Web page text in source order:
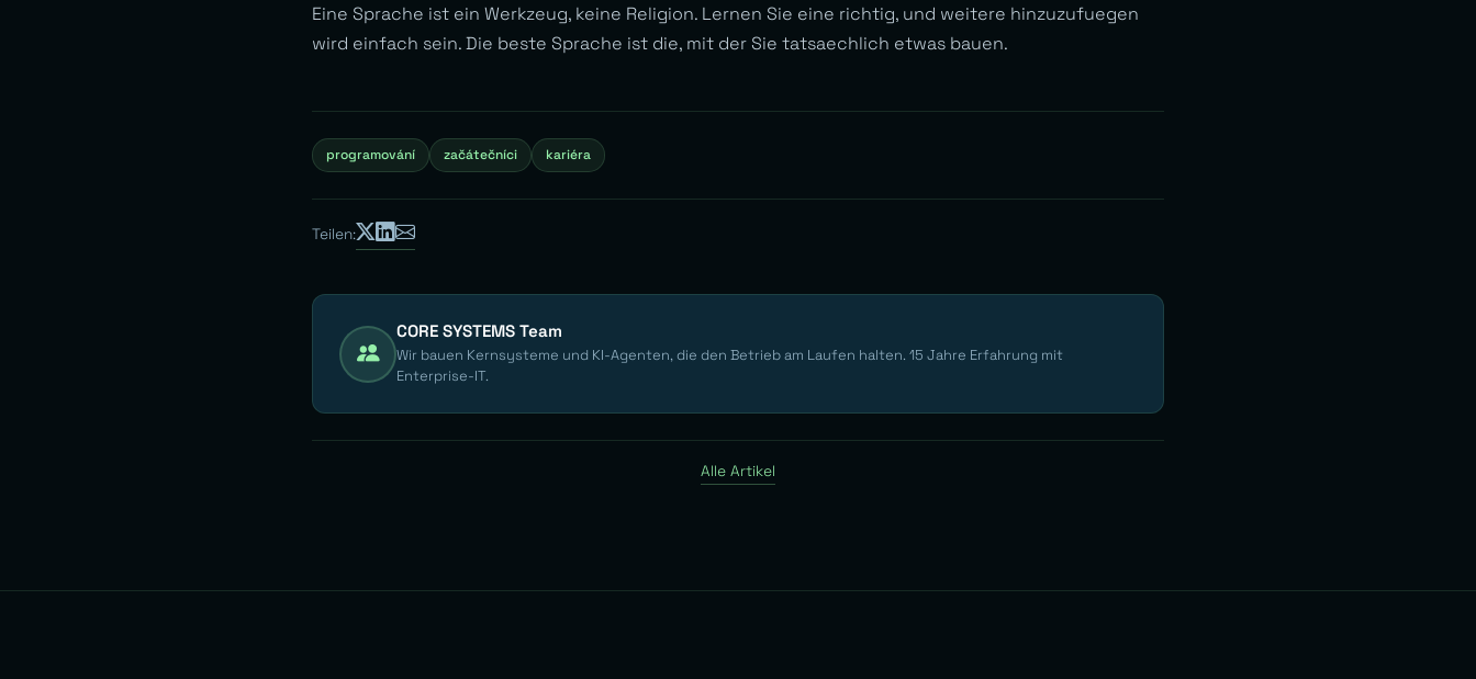
Eine Sprache ist ein Werkzeug, keine Religion. Lernen Sie eine richtig, und weitere hinzuzufuegen
wird einfach sein. Die beste Sprache ist die, mit der Sie tatsaechlich etwas bauen.
programování začátečníci kariéra
Teilen:
CORE SYSTEMS Team
Wir bauen Kernsysteme und KI-Agenten, die den Betrieb am Laufen halten. 15 Jahre Erfahrung mit
Enterprise-IT.
Alle Artikel